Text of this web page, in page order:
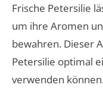
Frische Petersilie
um ihre Aromen
bewahren. Dieser
Petersilie optimal
verwenden